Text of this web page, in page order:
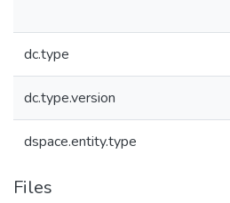
dc.type
dc.type.version
dspace.entity.type
Files